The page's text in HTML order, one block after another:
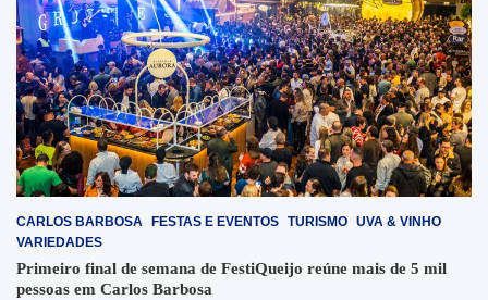
CARLOS BARBOSA FESTAS E EVENTOS TURISMO UVA & VINHO
VARIEDADES
Primeiro final de semana de FestiQueijo reúne mais de 5 mil
pessoas em Carlos Barbosa